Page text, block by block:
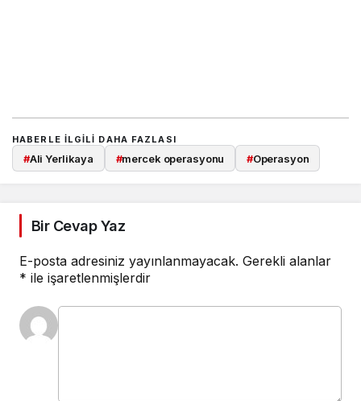
HABERLE ILGILI DAHA FAZLASI
#Ali Yerlikaya #mercek operasyonu #Operasyon
Bir Cevap Yaz
E-posta adresiniz yayınlanmayacak. Gerekli alanlar
* ile işaretlenmişlerdir